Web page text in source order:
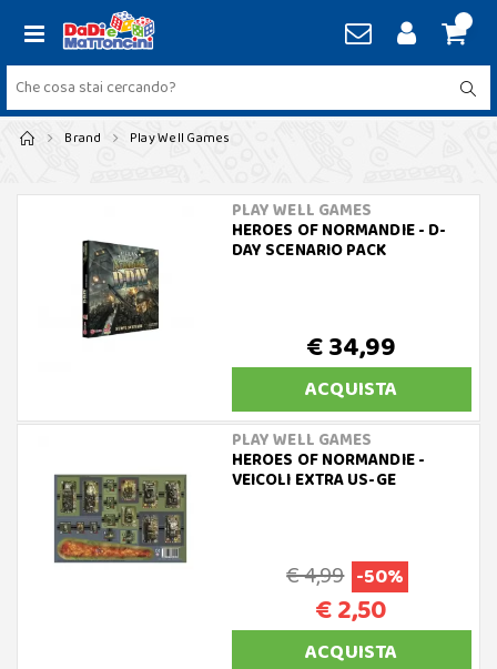
Brand Play Well Games
PLAY WELL GAMES
HEROES OF NORMANDIE - D-
DAY SCENARIO PACK
€ 34,99
ACQUISTA
PLAY WELL GAMES
HEROES OF NORMANDIE -
VEICOLI EXTRA US-GE
€ 4,99 -50%
€ 2,50
ACQUISTA